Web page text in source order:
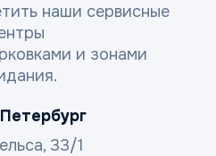
наши сервисные
и зонами
33/1